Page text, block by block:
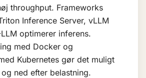
throughput. Frameworks
Inference Server, vLLM
optimerer inferens.
med Docker og
Kubernetes gør det muligt
ned efter belastning.